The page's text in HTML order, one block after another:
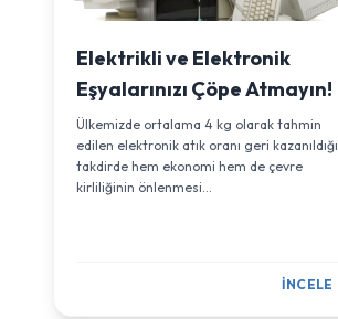
Elektrikli ve Elektronik
Eşyalarınızı Çöpe Atmayın!
Ülkemizde ortalama 4 kg olarak tahmin
edilen elektronik atık oranı geri kazanıldığı
takdirde hem ekonomi hem de çevre
kirliliğinin önlenmesi...
İNCELE